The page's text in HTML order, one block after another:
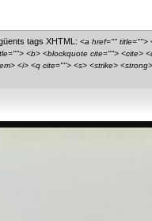
tags XHTML:<a href="" title="">
<b> <blockquote cite=""> <cite>
<i> <q cite=""> <s> <strike> <strong>